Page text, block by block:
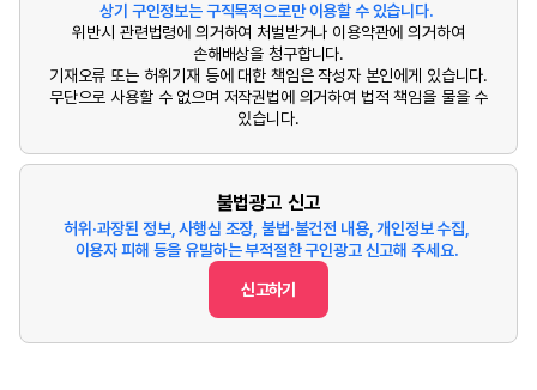
상기 구인정보는 구직목적으로만 이용할 수 있습니다.
위반시 관련법령에 의거하여 처벌받거나 이용약관에 의거하여
손해배상을 청구합니다.
기재오류 또는 허위기재 등에 대한 책임은 작성자 본인에게 있습니다.
무단으로 사용할 수 없으며 저작권법에 의거하여 법적 책임을 물을 수
있습니다.
불법광고 신고
허위·과장된 정보, 사행심 조장, 불법·불건전 내용, 개인정보 수집,
이용자 피해 등을 유발하는 부적절한 구인광고 신고해 주세요.
신고하기